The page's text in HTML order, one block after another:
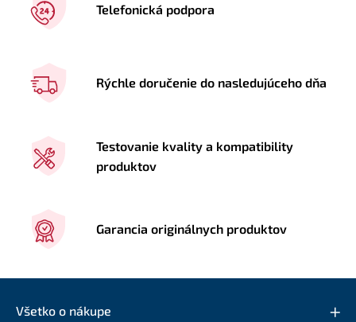
Telefonická podpora
Rýchle doručenie do nasledujúceho dňa
Testovanie kvality a kompatibility
produktov
Garancia originálnych produktov
Všetko o nákupe